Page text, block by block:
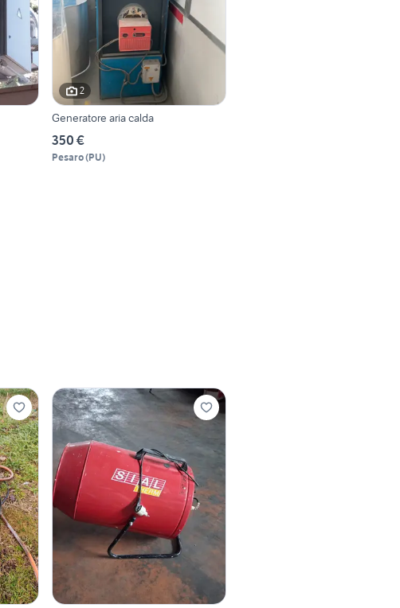
2
Generatore aria calda
350 €
Pesaro(PU)